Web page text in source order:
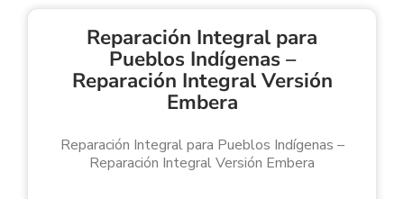
Reparación Integral para
Pueblos Indígenas –
Reparación Integral Versión
Embera
Reparación Integral para Pueblos Indígenas –
Reparación Integral Versión Embera